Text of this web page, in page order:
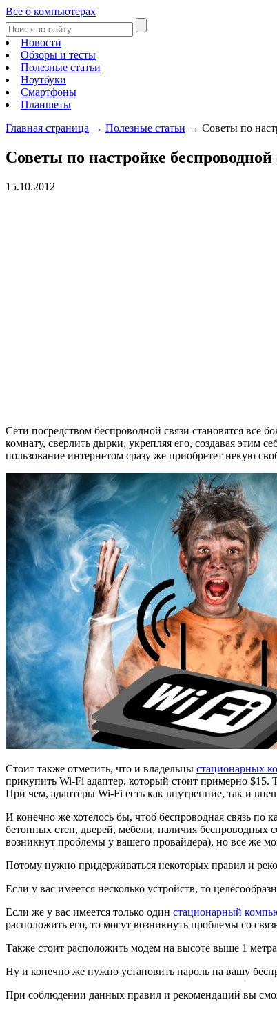
Все о компьютерах
Новости
Обзоры и тесты
Полезные статьи
Ноутбуки
Смартфоны
Планшеты
Главная страница → Полезные статьи → Советы по
Советы по настройке беспроводной
15.10.2012
Сети посредством беспроводной связи становятся все
комнату, сверлить дырки, укрепляя его, создавая этим
пользование интернетом сразу же приобретет некую
Стоит также отметить, что и владельцы стационарных
прикупить Wi-Fi адаптер, который стоит примерно $15.
При чем, адаптеры Wi-Fi есть как внутренние, так и
И конечно же хотелось бы, чтоб беспроводная связь по
бетонных стен, дверей, мебели, наличия беспроводных
возникнут проблемы у вашего провайдера), но все же
Потому нужно придерживаться некоторых правил и
Если у вас имеется несколько устройств, то
Если же у вас имеется только один стационарный
расположить его, то могут возникнуть проблемы со
Также стоит расположить модем на высоте выше 1
Ну и конечно же нужно установить пароль на вашу
При соблюдении данных правил и рекомендаций вы